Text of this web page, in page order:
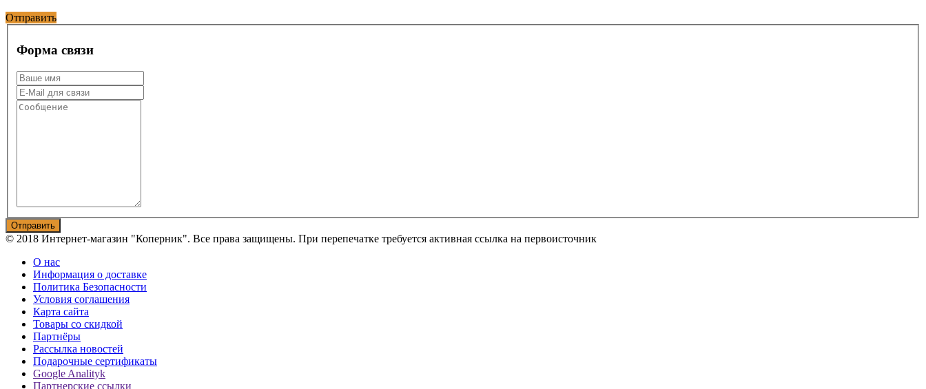
Отправить
Форма связи
© 2018 Интернет-магазин "Коперник". Все права защищены. При перепечатке требуется активная ссылка на первоисточник
О нас
Информация о доставке
Политика Безопасности
Условия соглашения
Карта сайта
Товары со скидкой
Партнёры
Рассылка новостей
Подарочные сертификаты
Google Analityk
Партнерские ссылки